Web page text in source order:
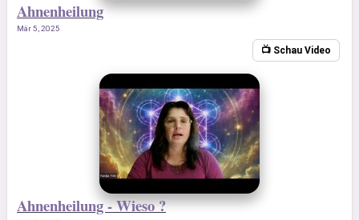
Ahnenheilung
Mär 5, 2025
📺 Schau Video
Ahnenheilung - Wieso ?